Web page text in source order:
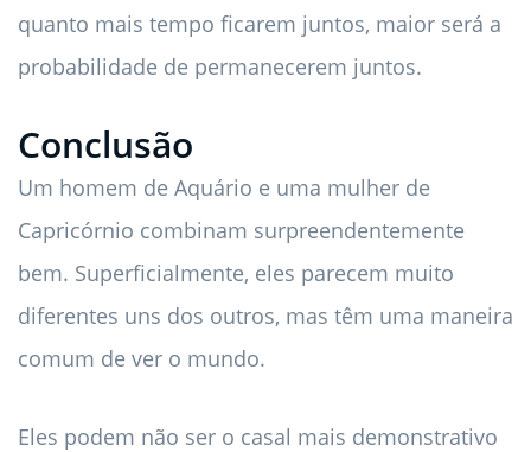
quanto mais tempo ficarem juntos, maior será a
probabilidade de permanecerem juntos.
Conclusão
Um homem de Aquário e uma mulher de
Capricórnio combinam surpreendentemente
bem. Superficialmente, eles parecem muito
diferentes uns dos outros, mas têm uma maneira
comum de ver o mundo.
Eles podem não ser o casal mais demonstrativo